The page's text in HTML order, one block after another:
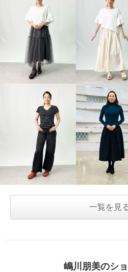
一覧を見
嶋川朋美のシ